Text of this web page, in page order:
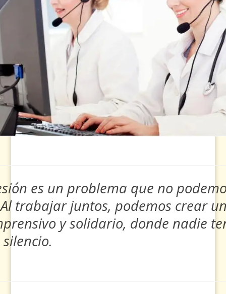
es un problema que no
trabajar juntos, podemos crear
y solidario, donde nadie